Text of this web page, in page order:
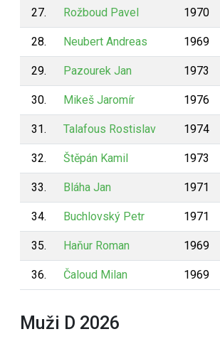
27. Rožboud Pavel 1970
28. Neubert Andreas 1969
29. Pazourek Jan 1973
30. Mikeš Jaromír 1976
31. Talafous Rostislav 1974
32. Štěpán Kamil 1973
33. Bláha Jan 1971
34. Buchlovský Petr 1971
35. Haňur Roman 1969
36. Čaloud Milan 1969
Muži D 2026